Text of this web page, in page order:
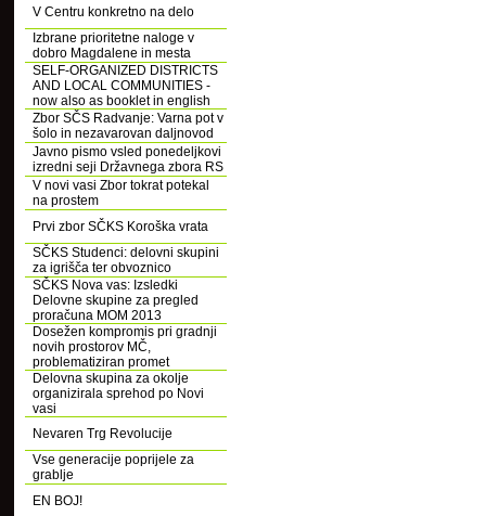
V Centru konkretno na delo
Izbrane prioritetne naloge v
dobro Magdalene in mesta
SELF-ORGANIZED DISTRICTS
AND LOCAL COMMUNITIES -
now also as booklet in english
Zbor SČS Radvanje: Varna pot v
šolo in nezavarovan daljnovod
Javno pismo vsled ponedeljkovi
izredni seji Državnega zbora RS
V novi vasi Zbor tokrat potekal
na prostem
Prvi zbor SČKS Koroška vrata
SČKS Studenci: delovni skupini
za igrišča ter obvoznico
SČKS Nova vas: Izsledki
Delovne skupine za pregled
proračuna MOM 2013
Dosežen kompromis pri gradnji
novih prostorov MČ,
problematiziran promet
Delovna skupina za okolje
organizirala sprehod po Novi
vasi
Nevaren Trg Revolucije
Vse generacije poprijele za
grablje
EN BOJ!